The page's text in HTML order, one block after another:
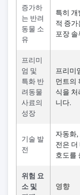
증가하
는 반려
동물 소
유
특히
적 증
포장
프리미
엄 및
특화 반
려동물
사료의
성장
프리미
먼트의
식을
니다.
기술 발
전
자동화
전은
호도를
위험 요
소 및
영향